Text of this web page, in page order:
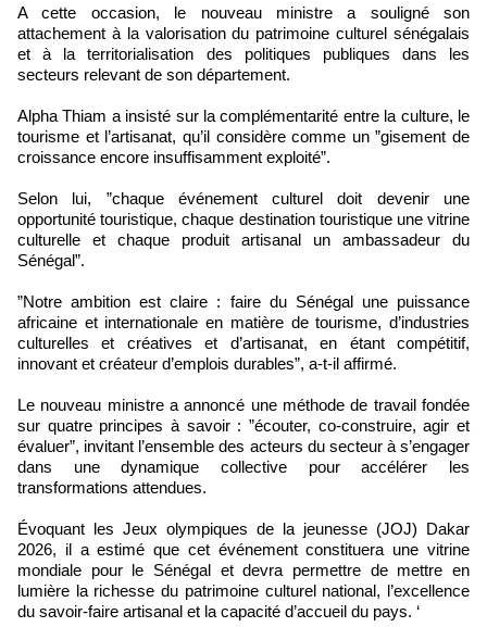
‎A cette occasion, le nouveau ministre a souligné son
attachement à la valorisation du patrimoine culturel sénégalais
et à la territorialisation des politiques publiques dans les
secteurs relevant de son département.
Alpha Thiam a insisté sur la complémentarité entre la culture, le
tourisme et l’artisanat, qu’il considère comme un ”gisement de
croissance encore insuffisamment exploité”.
Selon lui, ”chaque événement culturel doit devenir une
opportunité touristique, chaque destination touristique une vitrine
culturelle et chaque produit artisanal un ambassadeur du
Sénégal”.
‎”Notre ambition est claire : faire du Sénégal une puissance
africaine et internationale en matière de tourisme, d’industries
culturelles et créatives et d’artisanat, en étant compétitif,
innovant et créateur d’emplois durables”, a-t-il affirmé.
Le nouveau ministre a annoncé une méthode de travail fondée
sur quatre principes à savoir : ”écouter, co-construire, agir et
évaluer”, invitant l’ensemble des acteurs du secteur à s’engager
dans une dynamique collective pour accélérer les
transformations attendues.
‎Évoquant les Jeux olympiques de la jeunesse (JOJ) Dakar
2026, il a estimé que cet événement constituera une vitrine
mondiale pour le Sénégal et devra permettre de mettre en
lumière la richesse du patrimoine culturel national, l’excellence
du savoir-faire artisanal et la capacité d’accueil du pays. ‘